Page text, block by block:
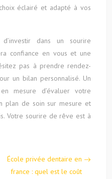
éclairé et adapté à vos
dans un sourire
confiance en vous et une
pas à prendre rendez-
un bilan personnalisé. Un
mesure d’évaluer votre
plan de soin sur mesure et
Votre sourire de rêve est à
École privée dentaire en
france : quel est le coût